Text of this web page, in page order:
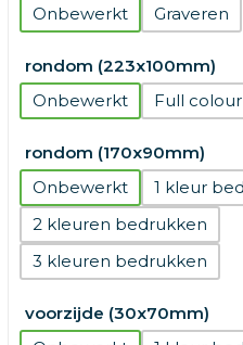
Onbewerkt
Graveren
rondom (223x100mm)
Onbewerkt
Full colour
rondom (170x90mm)
Onbewerkt
1
2
3
voorzijde (30x70mm)